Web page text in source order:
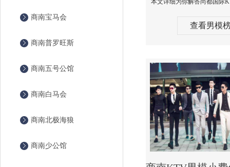
商南宝马会
商南普罗旺斯
商南五号公馆
商南白马会
商南北极海狼
商南少公馆
查看男模